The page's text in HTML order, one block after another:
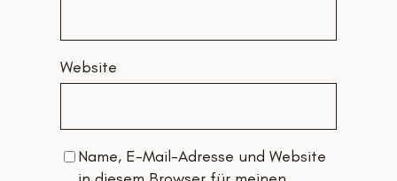
Website
Name, E-Mail-Adresse und Website